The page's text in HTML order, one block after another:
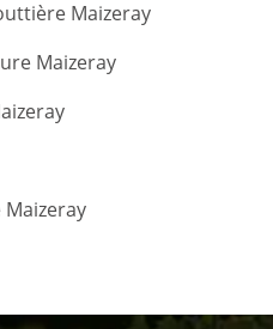
Maizeray
Maizeray